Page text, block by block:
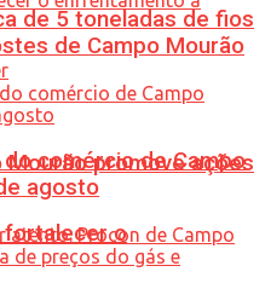
promove ações
fortalecer o
de 5 toneladas de fios
de Campo Mourão
comércio de Campo
agosto